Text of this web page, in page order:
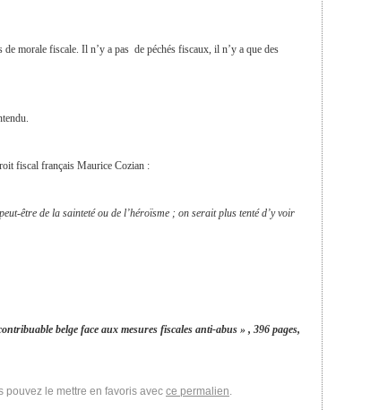
morale fiscale. Il n’y a pas de péchés fiscaux, il n’y a que des
fiscal français Maurice Cozian :
être de la sainteté ou de l’héroïsme ; on serait plus tenté d’y voir
belge face aux mesures fiscales anti-abus » , 396 pages,
pouvez le mettre en favoris avec ce permalien.